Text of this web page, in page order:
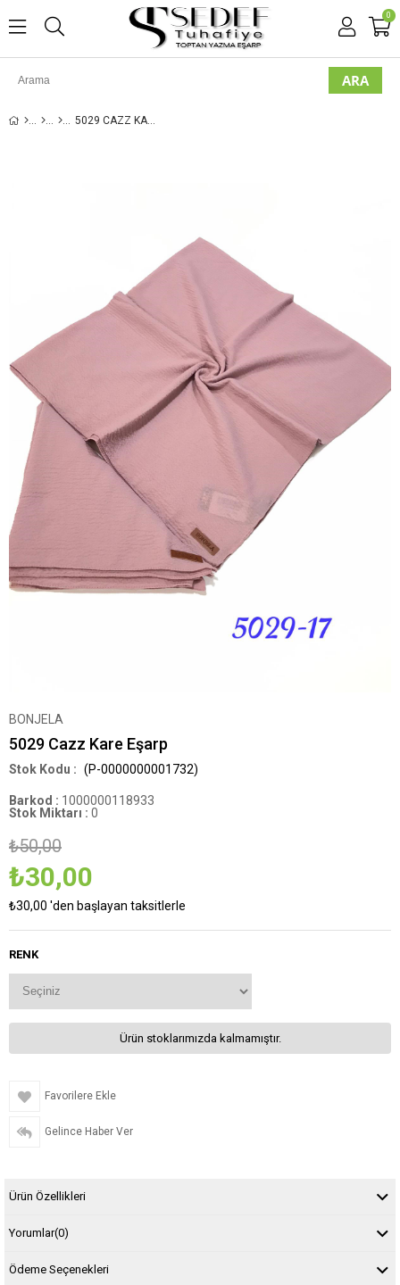
0
5029 CAZZ KARE EŞARP
BONJELA
5029 Cazz Kare Eşarp
(P-0000000001732)
Barkod : 1000000118933
Stok Miktarı : 0
₺50,00
₺30,00
₺30,00 'den başlayan taksitlerle
RENK
Ürün stoklarımızda kalmamıştır.
Favorilere Ekle
Gelince Haber Ver
Ürün Özellikleri
Yorumlar(0)
Ödeme Seçenekleri